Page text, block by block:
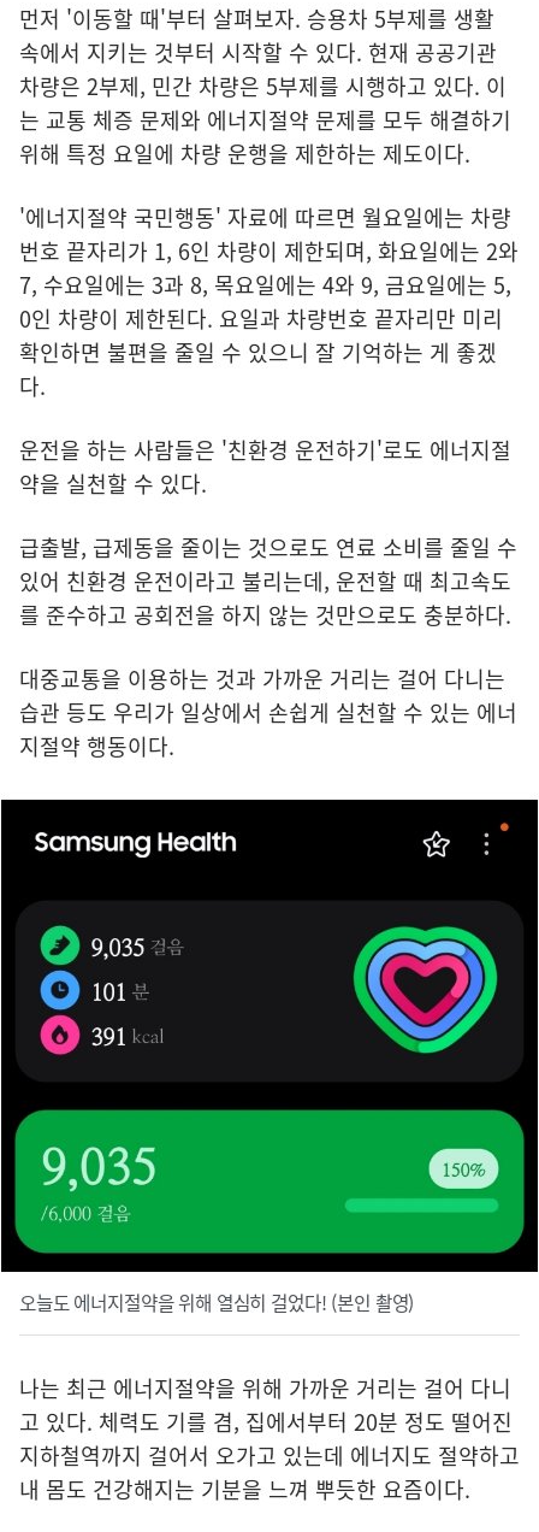
먼저 '이동할 때'부터 살펴보자. 승용차 5부제를 생활
속에서 지키는 것부터 시작할 수 있다. 현재 공공기관
차량은 2부제, 민간 차량은 5부제를 시행하고 있다. 이
는 교통 체증 문제와 에너지절약 문제를 모두 해결하기
위해 특정 요일에 차량 운행을 제한하는 제도이다.
'에너지절약 국민행동' 자료에 따르면 월요일에는 차량
번호 끝자리가 1, 6인 차량이 제한되며, 화요일에는 2와
7, 수요일에는 3과 8, 목요일에는 4와 9, 금요일에는 5,
0인 차량이 제한된다. 요일과 차량번호 끝자리만 미리
확인하면 불편을 줄일 수 있으니 잘 기억하는 게 좋겠
다.
운전을 하는 사람들은 '친환경 운전하기'로도 에너지절
약을 실천할 수 있다.
급출발, 급제동을 줄이는 것으로도 연료 소비를 줄일 수
있어 친환경 운전이라고 불리는데, 운전할 때 최고속도
를 준수하고 공회전을 하지 않는 것만으로도 충분하다.
대중교통을 이용하는 것과 가까운 거리는 걸어 다니는
습관 등도 우리가 일상에서 손쉽게 실천할 수 있는 에너
지절약 행동이다.
오늘도 에너지절약을 위해 열심히 걸었다! (본인 촬영)
나는 최근 에너지절약을 위해 가까운 거리는 걸어 다니
고 있다. 체력도 기를 겸, 집에서부터 20분 정도 떨어진
지하철역까지 걸어서 오가고 있는데 에너지도 절약하고
내 몸도 건강해지는 기분을 느껴 뿌듯한 요즘이다.